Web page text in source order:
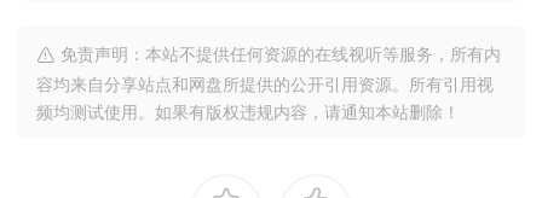
免责声明：本站不提供任何资源的在线视听等服务，所有内
容均来自分享站点和网盘所提供的公开引用资源。所有引用视
频均测试使用。如果有版权违规内容，请通知本站删除！